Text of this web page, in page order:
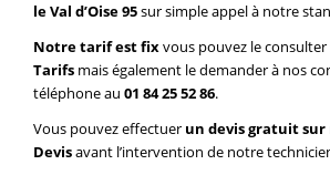
le Val d’Oise 95sur simple appel à notre
Notre tarif est fixvous pouvez le
Tarifs mais également le demander à nos
téléphone au 01 84 25 52 86.
Vous pouvez effectuer un devis gratuit sur
Devisavant l’intervention de notre